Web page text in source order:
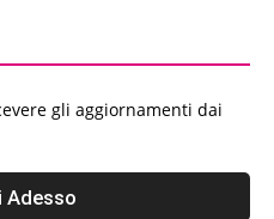
gli aggiornamenti dai